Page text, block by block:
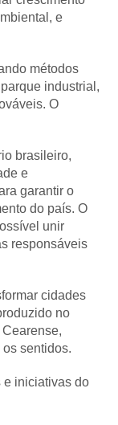
e
métodos
industrial,
O
brasileiro,
e
garantir o
do país. O
unir
responsáveis
cidades
no
sentidos.
e iniciativas do